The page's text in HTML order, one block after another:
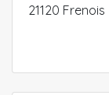
21120 Frenois